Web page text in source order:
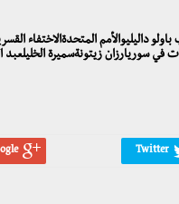
باولو داليليوالأمم المتحدةالاختفاء
في سوريارزان زيتونةسميرة